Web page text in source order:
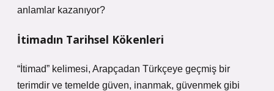
anlamlar kazanıyor?
İtimadın Tarihsel Kökenleri
“İtimad” kelimesi, Arapçadan Türkçeye geçmiş bir
terimdir ve temelde güven, inanmak, güvenmek gibi